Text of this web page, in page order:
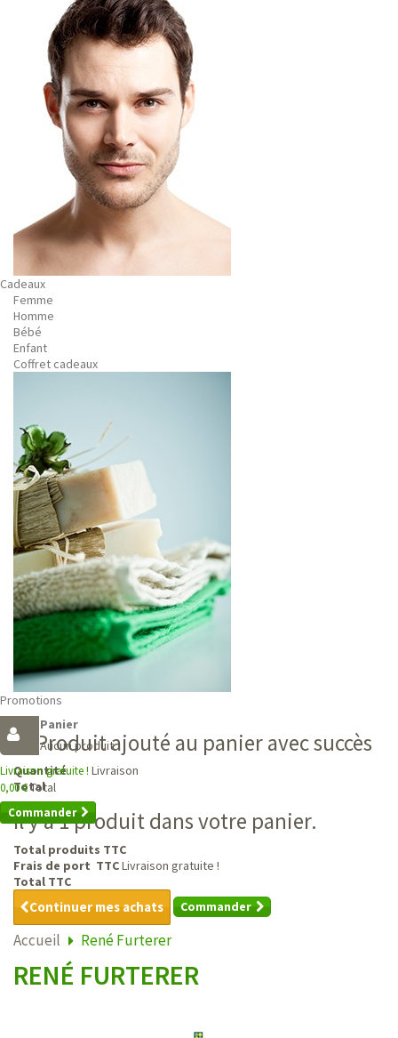
Cadeaux
Femme
Homme
Bébé
Enfant
Coffret cadeaux
Promotions
Panier
Aucun produit
Livraison gratuite ! Livraison
0,00 €Total
Commander
Produit ajouté au panier avec succès
Quantité
Total
Il y a 1 produit dans votre panier.
Total produits TTC
Frais de port TTCLivraison gratuite !
Total TTC
Continuer mes achats Commander
Accueil René Furterer
RENÉ FURTERER